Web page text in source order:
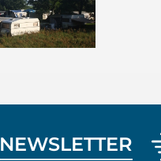
NEWSLETTER